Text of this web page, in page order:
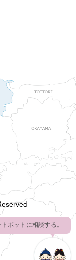
ボットに相談する。